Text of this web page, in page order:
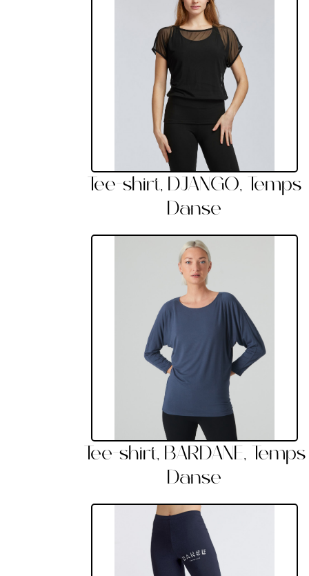
Tee-shirt, DJANGO, Temps
Danse
Tee-shirt, BARDANE, Temps
Danse